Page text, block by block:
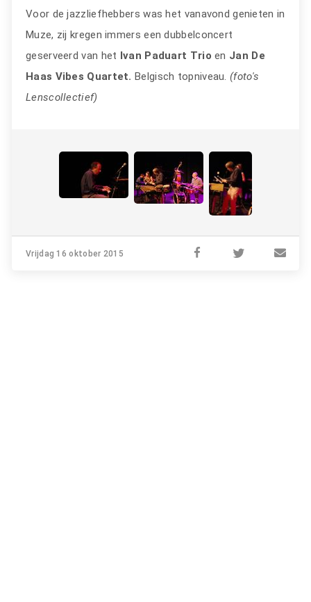
Voor de jazzliefhebbers was het vanavond genieten in
Muze, zij kregen immers een dubbelconcert
geserveerd van het Ivan Paduart Trioen Jan De
Haas Vibes Quartet. Belgisch topniveau.(foto's
Lenscollectief)
Vrijdag 16 oktober 2015